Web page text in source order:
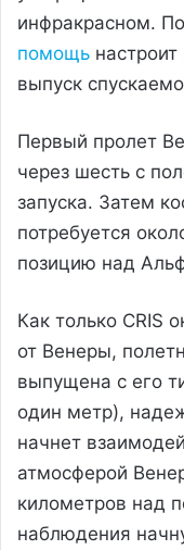
инфракрасном.
помощь
выпуск
Первый пролет
через шесть с
запуска. Затем
потребуется
позицию над
Как только CRIS
от Венеры,
выпущена с его
один метр),
начнет
атмосферой
километров над
наблюдения